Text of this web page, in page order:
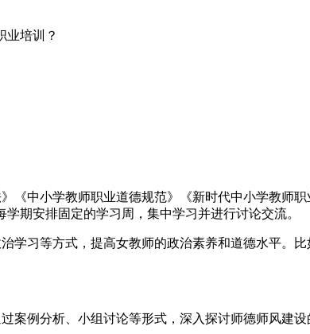
业培训？
《中小学教师职业道德规范》《新时代中小学教师
期安排固定的学习周，集中学习并进行讨论交流。
学习等方式，提高女教师的政治素养和道德水平。
案例分析、小组讨论等形式，深入探讨师德师风建